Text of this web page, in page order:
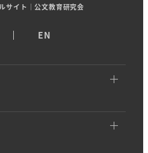
サイト｜公文教育研究会
EN